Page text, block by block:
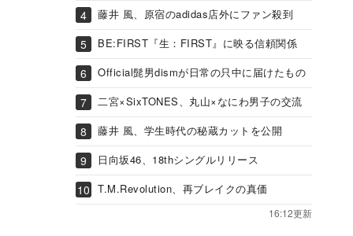
藤井 風、原宿のadidas店外にファン殺到
BE:FIRST『生：FIRST』に映る信頼関係
Official髭男dismが日常の只中に届けたもの
二宮×SixTONES、丸山×なにわ男子の交流
藤井 風、学生時代の秘蔵カットを公開
日向坂46、18thシングルリリース
T.M.Revolution、再ブレイクの真価
16:12更新